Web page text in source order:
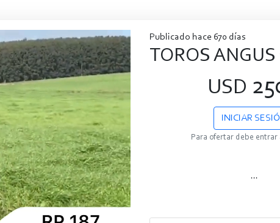
Publicado hace 670 días
TOROS ANGUS
USD
INICIAR
Para ofertar debe entrar
...